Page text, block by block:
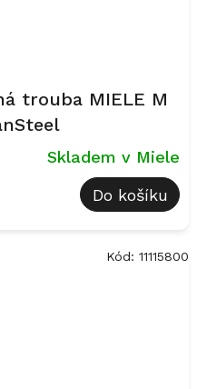
trouba MIELE M
Skladem v Miele
Do košíku
Kód: 11115800